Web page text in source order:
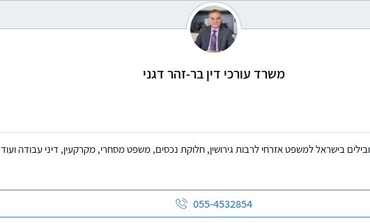
משרד עורכי דין בר-זהר דגני
בישראל למשפט אזרחי לרבות גירושין, חלוקת נכסים, משפט מסחרי, מקרקעין, דיני עבודה ועוד
055-4532854